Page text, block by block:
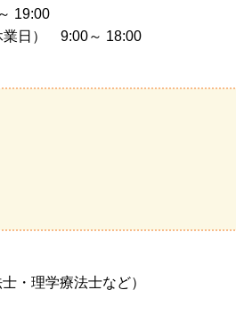
19:00
業日） 9:00～ 18:00
・理学療法士など）